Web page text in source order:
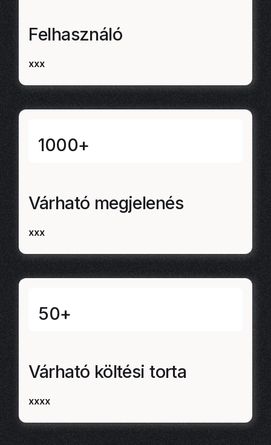
Felhasználó
xxx
1000+
Várható megjelenés
xxx
50+
Várható költési torta
xxxx